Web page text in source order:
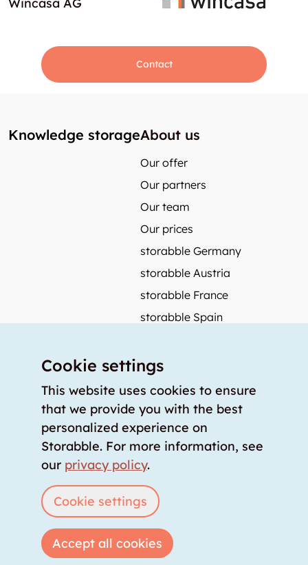
Contact
Knowledge storageAbout us
Our offer
Our partners
Our team
Our prices
storabble Germany
storabble Austria
storabble France
storabble Spain
Press coverage
How to calculate the size of a storage room?
How much does a storage room cost?
For storage providers
Login List storage room
Copyright © 2026 storabble|privacy policy
Cookie settings
This website uses cookies to ensure
that we provide you with the best
personalized experience on
Storabble. For more information, see
our privacy policy.
Cookie settings
Accept all cookies